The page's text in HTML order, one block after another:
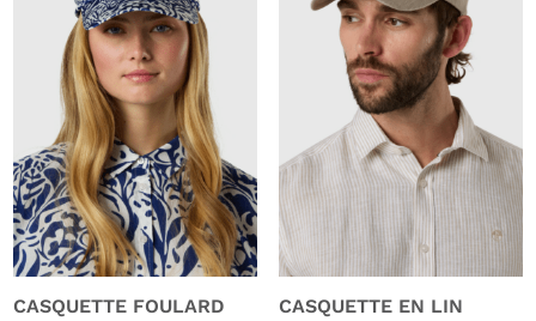
CASQUETTE FOULARD
CASQUETTE EN LIN